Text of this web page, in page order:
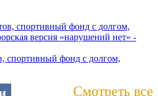
спортивный фонд с долгом,
Смотреть все